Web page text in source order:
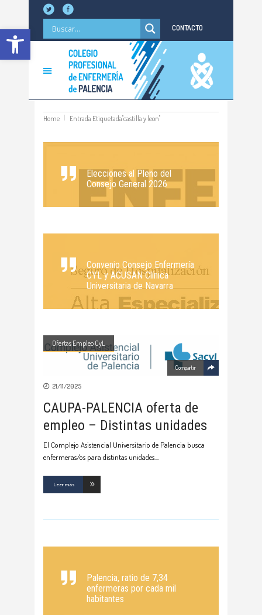
Abrir barra de herramientas CONTACTO
Home Entrada Etiquetada"castilla y leon"
Elecciones al Pleno del
Consejo General 2026
Convenio Consejo Enfermería
CYL y ACUSAN Clínica
Universitaria de Navarra
Ofertas Empleo CyL
Compartir
21/11/2025
CAUPA-PALENCIA oferta de
empleo – Distintas unidades
El Complejo Asistencial Universitario de Palencia busca
enfermeras/os para distintas unidades.
Leer más
Palencia, ratio de 7,34
enfermeras por cada mil
habitantes